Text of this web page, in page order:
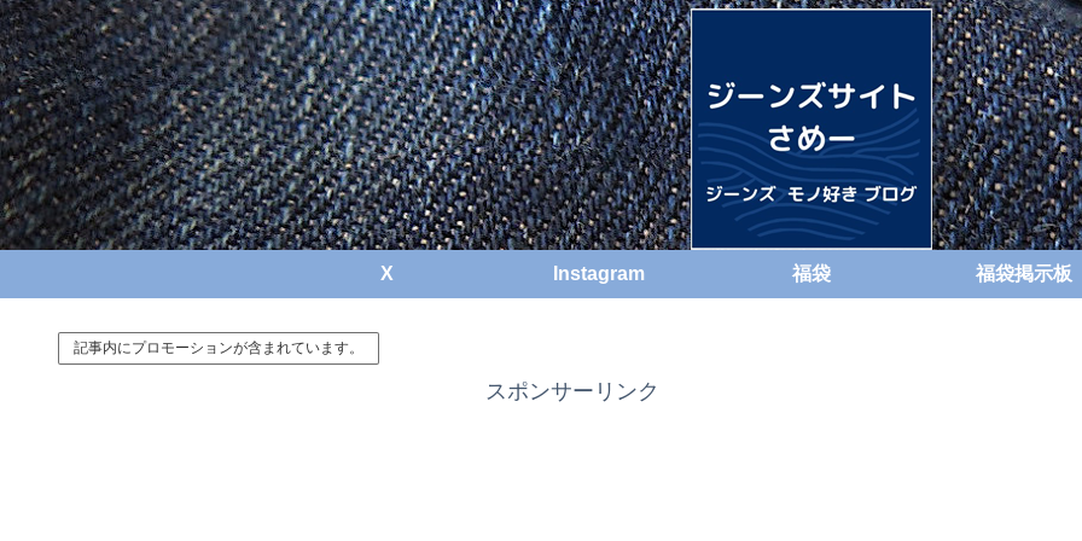
X Instagram 福袋 福袋掲示板
記事内にプロモーションが含まれています。
スポンサーリンク